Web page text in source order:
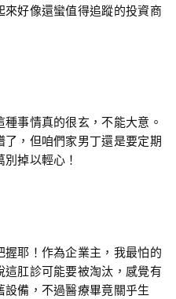
好像還蠻值得追蹤的投資商
事情真的很玄，不能大意。
，但咱們家男丁還是要定期
掉以輕心！
耶！作為企業主，我最怕的
肛診可能要被淘汰，感覺有
備，不過醫療畢竟關乎生